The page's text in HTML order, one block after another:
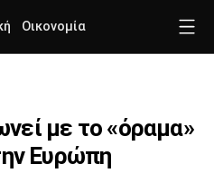
Οικονομία
με το «όραμα»
Ευρώπη